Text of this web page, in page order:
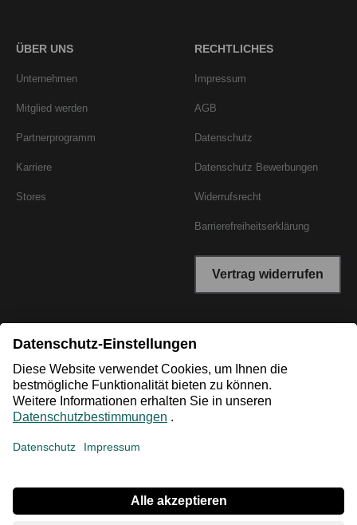
ÜBER UNS
Unternehmen
Mitglied werden
Partnerprogramm
Karriere
Stores
RECHTLICHES
Impressum
AGB
Datenschutz
Datenschutz Bewerbungen
Widerrufsrecht
Barrierefreiheitserklärung
Vertrag widerrufen
*Niedrigster Gesamtpreis der letzten 30 Tage vor der